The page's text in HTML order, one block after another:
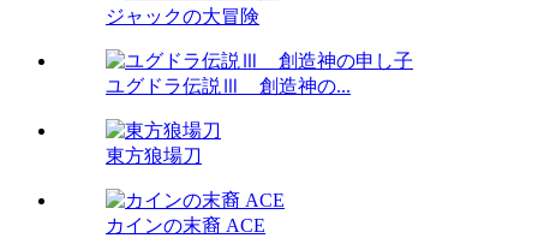
ジャックの大冒険
ユグドラ伝説Ⅲ 創造神の...
東方狼場刀
カインの末裔 ACE